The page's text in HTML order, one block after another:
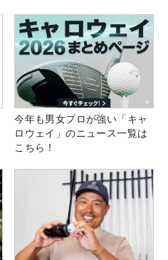
今年も男女プロが強い「キャ
ロウェイ」のニュース一覧は
こちら！